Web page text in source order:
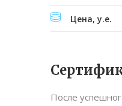
Цена, у.е.
После